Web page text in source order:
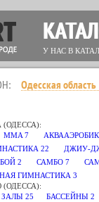
У НАС В
Одесская область
(ОДЕССА):
MMA 7
22 ДЖИУ-
2 САМБО 7
ГИМНАСТИКА 3
25 БАССЕЙНЫ 2